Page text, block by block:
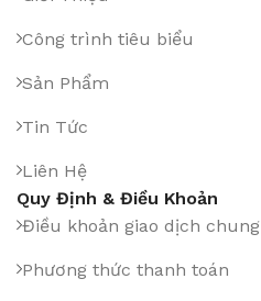
Công trình tiêu biểu
Sản Phẩm
Tin Tức
Liên Hệ
Quy Định & Điều Khoản
Điều khoản giao dịch chung
Phương thức thanh toán